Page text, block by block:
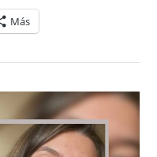
Más